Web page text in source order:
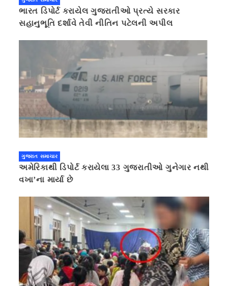
ભારત ડિપોર્ટ કરાયેલ ગુજરાતીઓ પ્રત્યે સરકાર
સહાનુભૂતિ દર્શાવે તેવી નીતિન પટેલની અપીલ
ગુજરાત સમાચાર
અમેરિકાથી ડિપોર્ટ કરાયેલા 33 ગુજરાતીઓ ગુનેગાર નથી
વખા’ના માર્યા છે